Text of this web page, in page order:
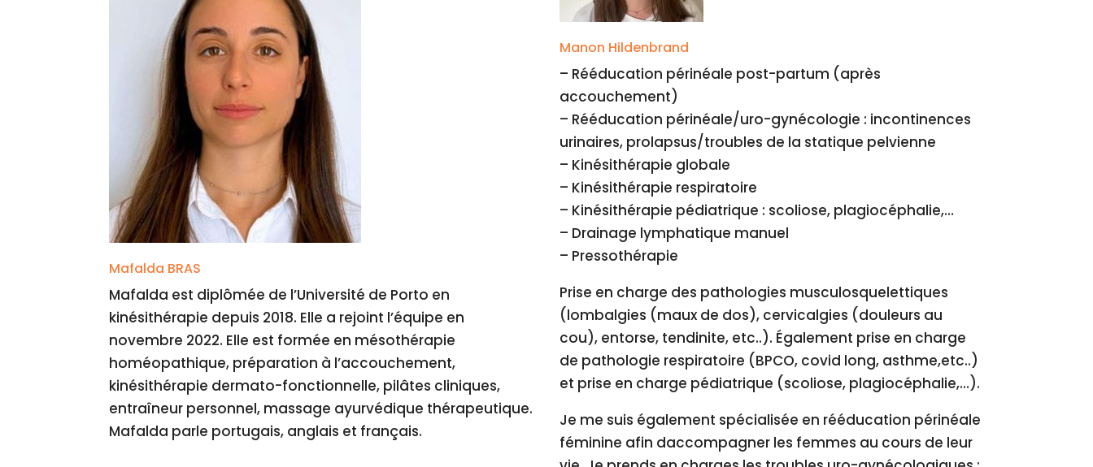
Mafalda BRAS
Mafalda est diplômée de l’Université de Porto en
kinésithérapie depuis 2018. Elle a rejoint l’équipe en
novembre 2022. Elle est formée en mésothérapie
homéopathique, préparation à l’accouchement,
kinésithérapie dermato-fonctionnelle, pilâtes cliniques,
entraîneur personnel, massage ayurvédique thérapeutique.
Mafalda parle portugais, anglais et français.
Manon Hildenbrand
– Rééducation périnéale post-partum (après
accouchement)
– Rééducation périnéale/uro-gynécologie : incontinences
urinaires, prolapsus/troubles de la statique pelvienne
– Kinésithérapie globale
– Kinésithérapie respiratoire
– Kinésithérapie pédiatrique : scoliose, plagiocéphalie,…
– Drainage lymphatique manuel
– Pressothérapie
Prise en charge des pathologies musculosquelettiques
(lombalgies (maux de dos), cervicalgies (douleurs au
cou), entorse, tendinite, etc..). Également prise en charge
de pathologie respiratoire (BPCO, covid long, asthme,etc..)
et prise en charge pédiatrique (scoliose, plagiocéphalie,…).
Je me suis également spécialisée en rééducation périnéale
féminine afin daccompagner les femmes au cours de leur